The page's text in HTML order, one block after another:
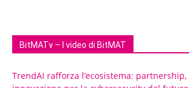
BitMATv – I video di BitMAT
TrendAI rafforza l’ecosistema: